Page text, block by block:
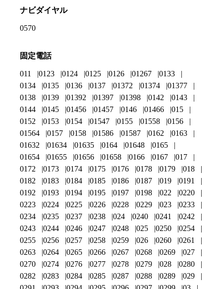
ナビダイヤル
0570
固定電話
011 0123 0124 0125 0126 01267
0133
0134
0135 0136 0137 01372 01374
01377
0138
0139 01392 01397 01398 0142
0143
0144
0145 01456 01457 0146 01466
015
0152
0153 0154 01547 0155 01558
0156
01564
0157 0158 01586 01587 0162
0163
01632
01634 01635 0164 01648
0165
01654
01655 01656 01658 0166 0167
017
0172
0173 0174 0175 0176 0178 0179
018
0182
0183 0184 0185 0186 0187 019
0191
0192
0193 0194 0195 0197 0198 022
0220
0223
0224 0225 0226 0228 0229 023
0233
0234
0235 0237 0238 024 0240 0241
0242
0243
0244 0246 0247 0248 025 0250
0254
0255
0256 0257 0258 0259 026 0260
0261
0263
0264 0265 0266 0267 0268 0269
027
0270
0274 0276 0277 0278 0279 028
0280
0282
0283 0284 0285 0287 0288 0289
029